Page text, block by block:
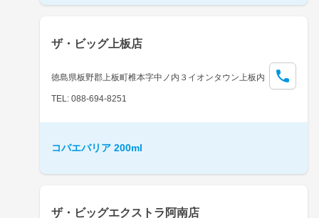
ザ・ビッグ上板店
徳島県板野郡上板町椎本字中ノ内３イオンタウン上板内
TEL: 088-694-8251
コバエバリア 200ml
ザ・ビッグエクストラ阿南店